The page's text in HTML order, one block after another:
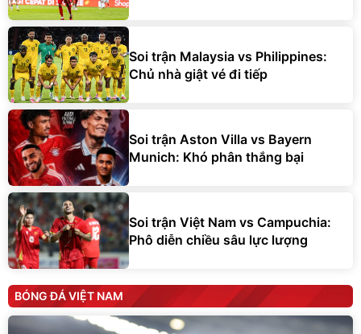
Soi trận Malaysia vs Philippines:
Chủ nhà giật vé đi tiếp
Soi trận Aston Villa vs Bayern
Munich: Khó phân thắng bại
Soi trận Việt Nam vs Campuchia:
Phô diễn chiều sâu lực lượng
BÓNG ĐÁ VIỆT NAM